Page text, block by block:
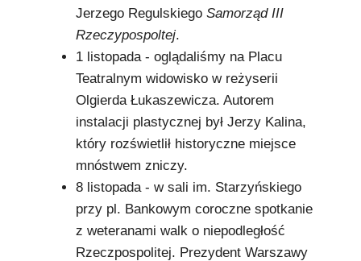
Jerzego Regulskiego Samorząd III
Rzeczypospoltej.
1 listopada - oglądaliśmy na Placu
Teatralnym widowisko w reżyserii
Olgierda Łukaszewicza. Autorem
instalacji plastycznej był Jerzy Kalina,
który rozświetlił historyczne miejsce
mnóstwem zniczy.
8 listopada - w sali im. Starzyńskiego
przy pl. Bankowym coroczne spotkanie
z weteranami walk o niepodległość
Rzeczpospolitej. Prezydent Warszawy